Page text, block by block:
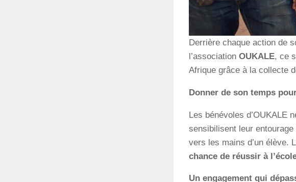
Derrière chaque action de
l’association OUKALE, ce
Afrique grâce à la collecte
Donner de son temps
Les bénévoles d’OUKALE
sensibilisent leur
vers les mains d’un élève.
chance de réussir à
Un engagement qui